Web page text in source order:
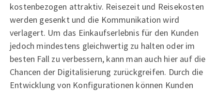
kostenbezogen attraktiv. Reisezeit und Reisekosten
werden gesenkt und die Kommunikation wird
verlagert. Um das Einkaufserlebnis für den Kunden
jedoch mindestens gleichwertig zu halten oder im
besten Fall zu verbessern, kann man auch hier auf die
Chancen der Digitalisierung zurückgreifen. Durch die
Entwicklung von Konfigurationen können Kunden